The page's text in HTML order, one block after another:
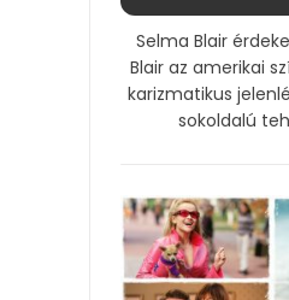
Selma Blair
Blair az amerikai
karizmatikus
sokoldalú